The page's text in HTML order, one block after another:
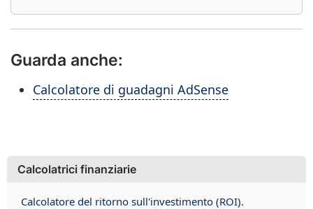
Guarda anche:
Calcolatore di guadagni AdSense
Calcolatrici finanziarie
Calcolatore del ritorno sull'investimento (ROI).